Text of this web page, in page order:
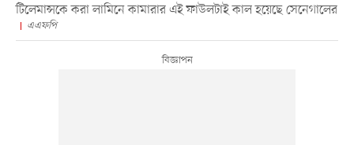
টিলেমান্সকে করা লামিনে কামারার এই ফাউলটাই কাল হয়েছে সেনেগালের
এএফপি